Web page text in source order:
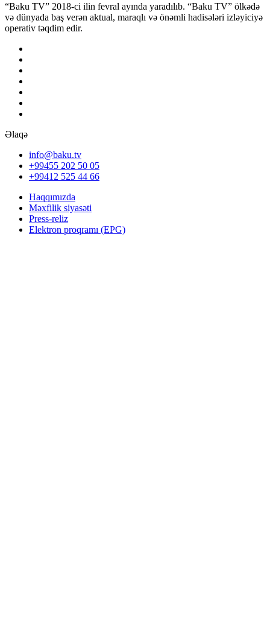
“Baku TV” 2018-ci ilin fevral ayında yaradılıb. “Baku TV” ölkədə
və dünyada baş verən aktual, maraqlı və önəmli hadisələri izləyiciyə
operativ təqdim edir.
Əlaqə
info@baku.tv
+99455 202 50 05
+99412 525 44 66
Haqqımızda
Məxfilik siyasəti
Press-reliz
Elektron proqramı (EPG)